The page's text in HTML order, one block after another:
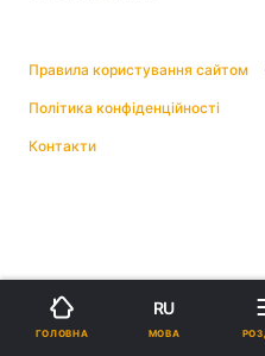
Правила користування сайтом
Політика конфіденційності
Контакти
ГОЛОВНА
RU
МОВА